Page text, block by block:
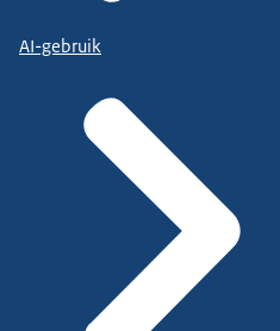
AI-gebruik